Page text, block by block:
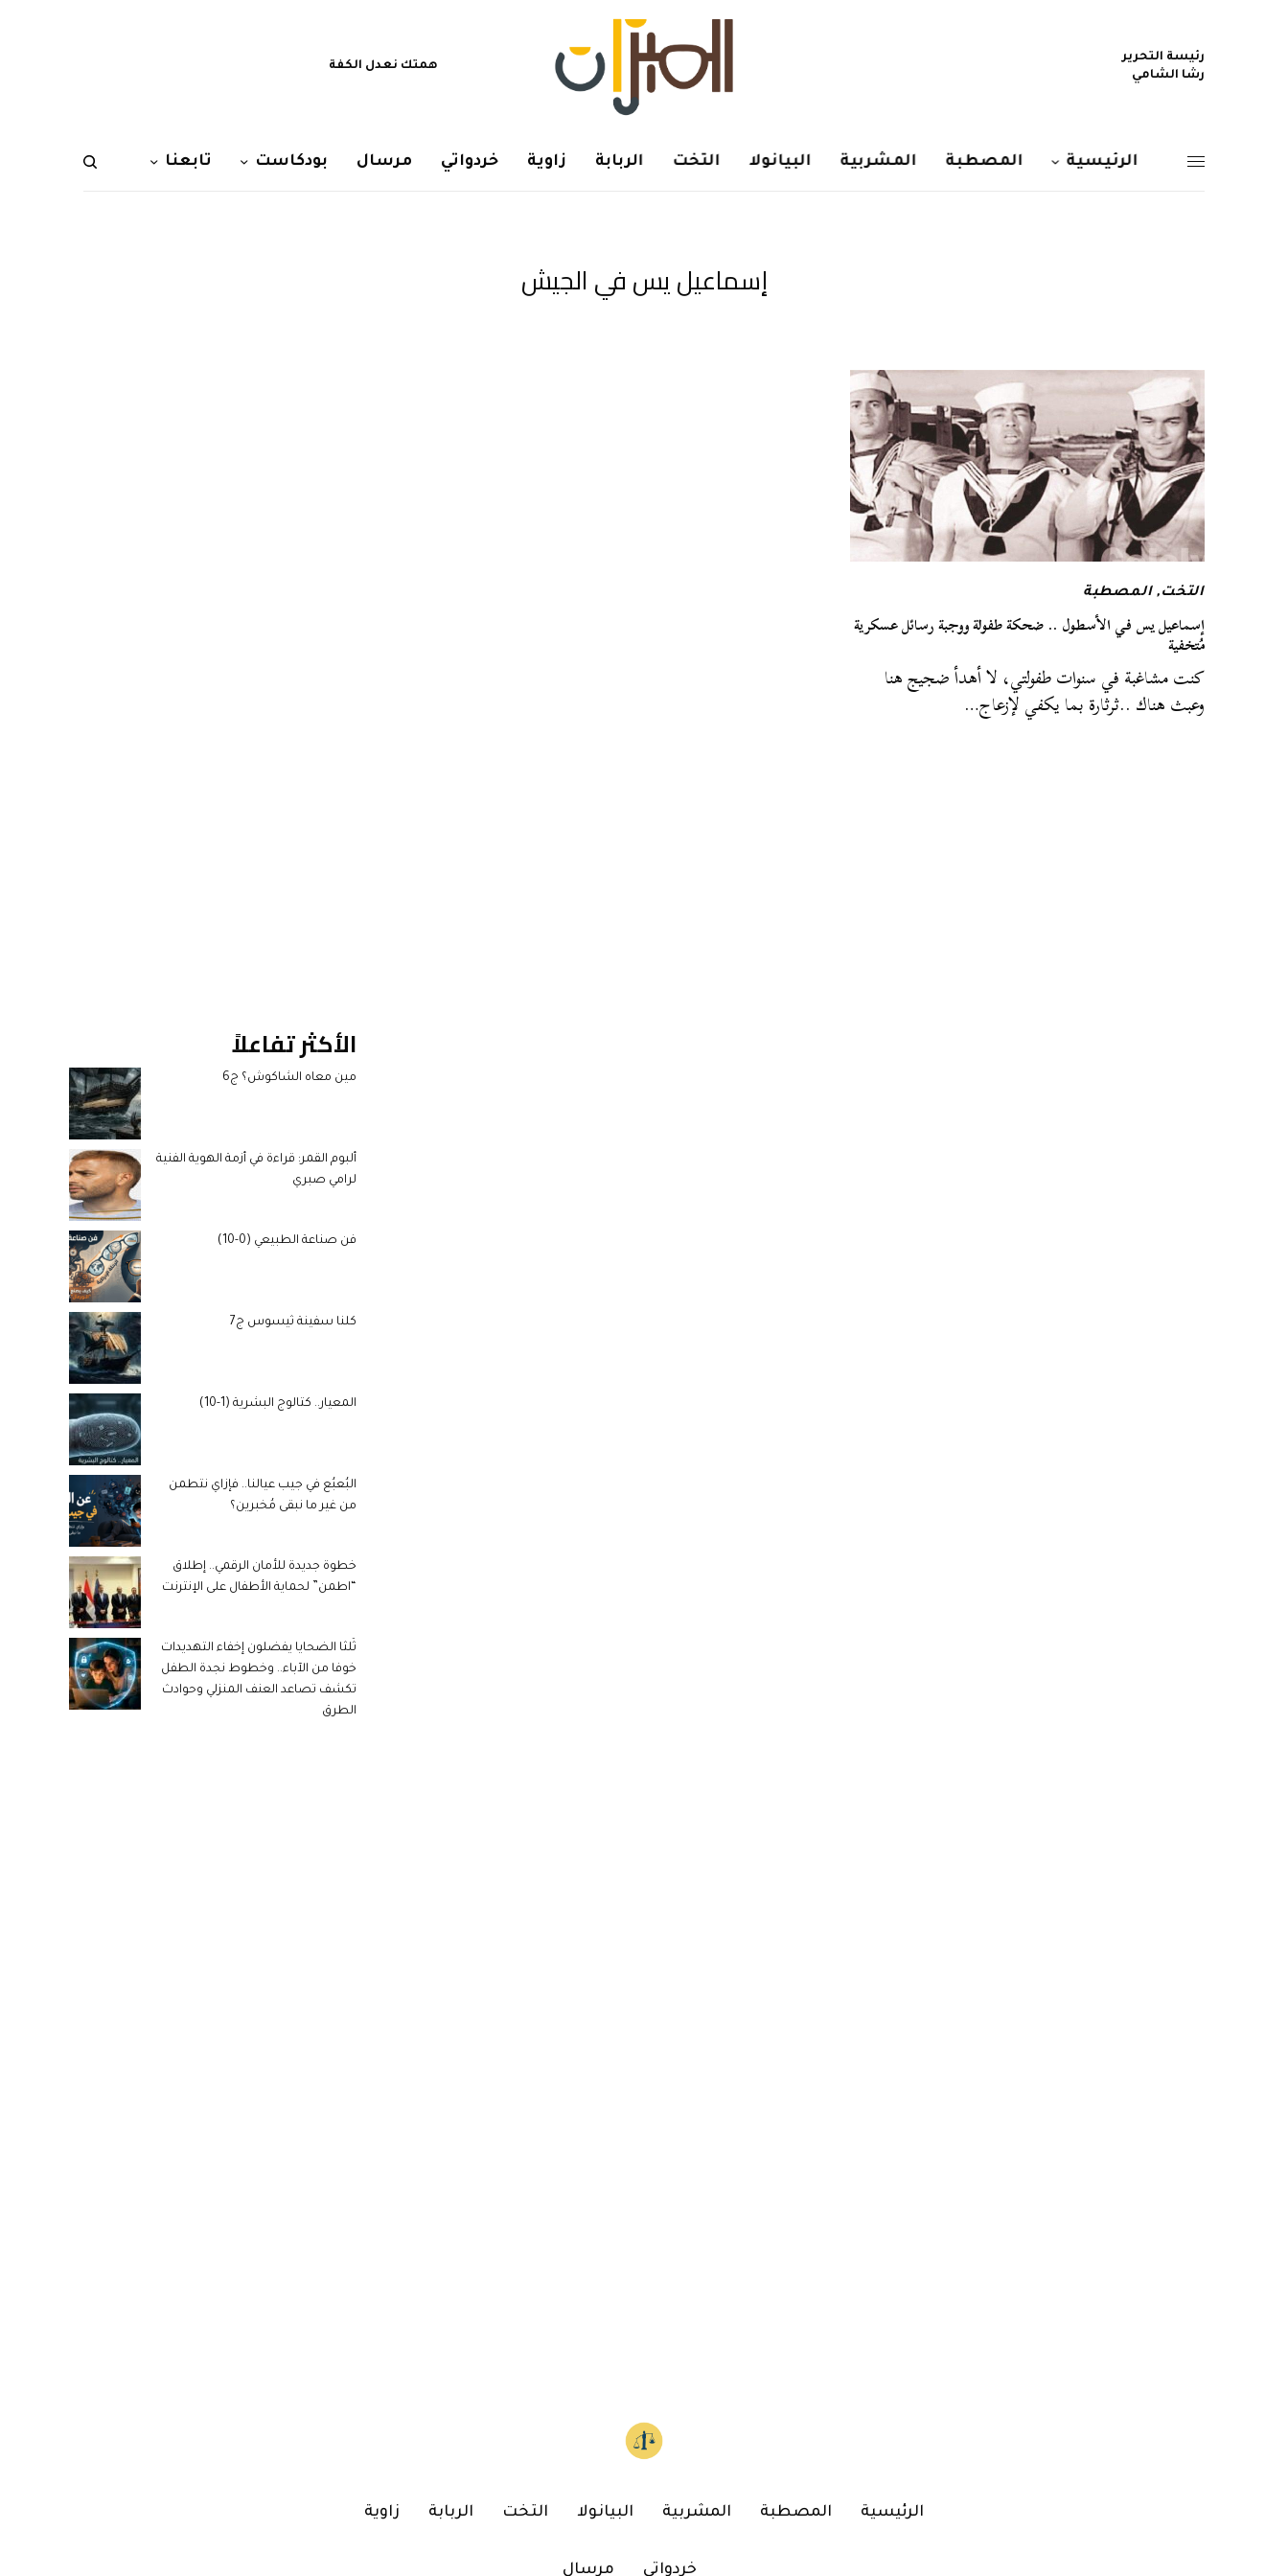
رئيسة التحرير
رشا الشامي
همتك نعدل الكفة
الرئيسية المصطبة المشربية البيانولا التخت الربابة زاوية خردواتي مرسال بودكاست تابعنا
إسماعيل يس في الجيش
التخت,المصطبة
إسماعيل يس في الأسطول .. ضحكة طفولة ووجبة رسائل عسكرية
مُتخفية
كنت مشاغبة في سنوات طفولتي، لا أهدأ ضجيج هنا
وعبث هناك ..ثرثارة بما يكفي لإزعاج…
الأكثر تفاعلاً
مين معاه الشاكوش؟ ج6
ألبوم القمر: قراءة في أزمة الهوية الفنية
لرامي صبري
فن صناعة الطبيعي (0-10)
كلنا سفينة ثيسوس ج7
المعيار.. كتالوج البشرية (1-10)
البُعبُع في جيب عيالنا.. فإزاي نتطمن
من غير ما نبقى مُخبرين؟
خطوة جديدة للأمان الرقمي.. إطلاق
“اطمن” لحماية الأطفال على الإنترنت
ثُلثا الضحايا يفضلون إخفاء التهديدات
خوفا من الآباء.. وخطوط نجدة الطفل
تكشف تصاعد العنف المنزلي وحوادث
الطرق
الرئيسية المصطبة المشربية البيانولا التخت الربابة زاوية
خردواتي مرسال